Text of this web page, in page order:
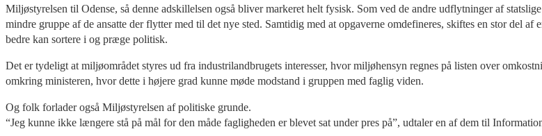
Miljøstyrelsen til Odense, så denne adskillelsen også bliver markeret helt fysisk. Som ved de andre udflytninger af
mindre gruppe af de ansatte der flytter med til det nye sted. Samtidig med at opgaverne omdefineres, skiftes en stor del
bedre kan sortere i og præge politisk.
Det er tydeligt at miljøområdet styres ud fra industrilandbrugets interesser, hvor miljøhensyn regnes på listen over
omkring ministeren, hvor dette i højere grad kunne møde modstand i gruppen med faglig viden.
Og folk forlader også Miljøstyrelsen af politiske grunde.
“Jeg kunne ikke længere stå på mål for den måde fagligheden er blevet sat under pres på”, udtaler en af dem til